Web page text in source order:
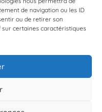
de navigation ou les ID
ou de retirer son
certaines caractéristiques